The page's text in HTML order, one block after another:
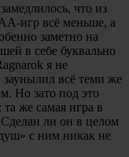
что из
игр всё меньше, а
заметно на
в себе буквально
я не
всё теми же
Но зато под это
: та же самая игра в
ли он в целом
с ним никак не